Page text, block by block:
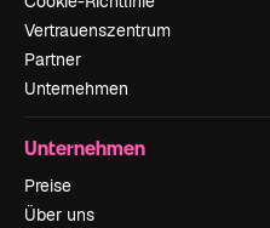
Vertrauenszentrum
Partner
Unternehmen
Unternehmen
Preise
Über uns